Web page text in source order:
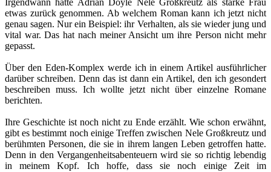
Irgendwann hatte Adrian Doyle Nele Großkreutz als starke Frau
etwas zurück genommen. Ab welchem Roman kann ich jetzt nicht
genau sagen. Nur ein Beispiel: ihr Verhalten, als sie wieder jung und
vital war. Das hat nach meiner Ansicht um ihre Person nicht mehr
gepasst.
Über den Eden-Komplex werde ich in einem Artikel ausführlicher
darüber schreiben. Denn das ist dann ein Artikel, den ich gesondert
beschreiben muss. Ich wollte jetzt nicht über einzelne Romane
berichten.
Ihre Geschichte ist noch nicht zu Ende erzählt. Wie schon erwähnt,
gibt es bestimmt noch einige Treffen zwischen Nele Großkreutz und
berühmten Personen, die sie in ihrem langen Leben getroffen hatte.
Denn in den Vergangenheitsabenteuern wird sie so richtig lebendig
in meinem Kopf. Ich hoffe, dass sie noch einige Zeit im